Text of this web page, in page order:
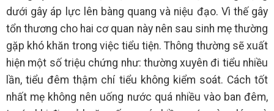
dưới gây áp lực lên bàng quang và niệu đạo. Vì thế gây
tổn thương cho hai cơ quan này nên sau sinh mẹ thường
gặp khó khăn trong việc tiểu tiện. Thông thường sẽ xuất
hiện một số triệu chứng như: thường xuyên đi tiểu nhiều
lần, tiểu đêm thậm chí tiểu không kiểm soát. Cách tốt
nhất mẹ không nên uống nước quá nhiều vào ban đêm,